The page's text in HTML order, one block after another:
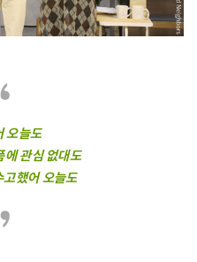
오늘도
에 관심 없대도
고했어 오늘도